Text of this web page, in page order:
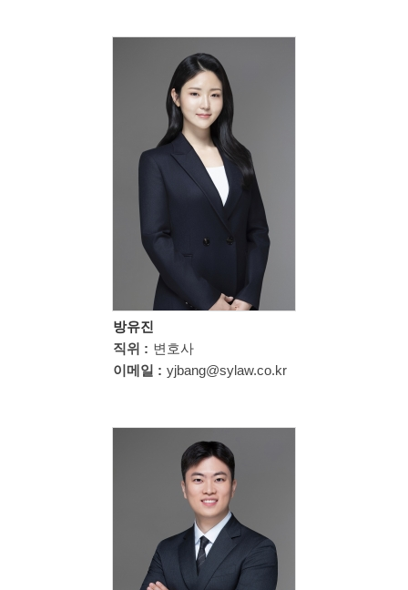
방유진
직위 : 변호사
이메일 : yjbang@sylaw.co.kr